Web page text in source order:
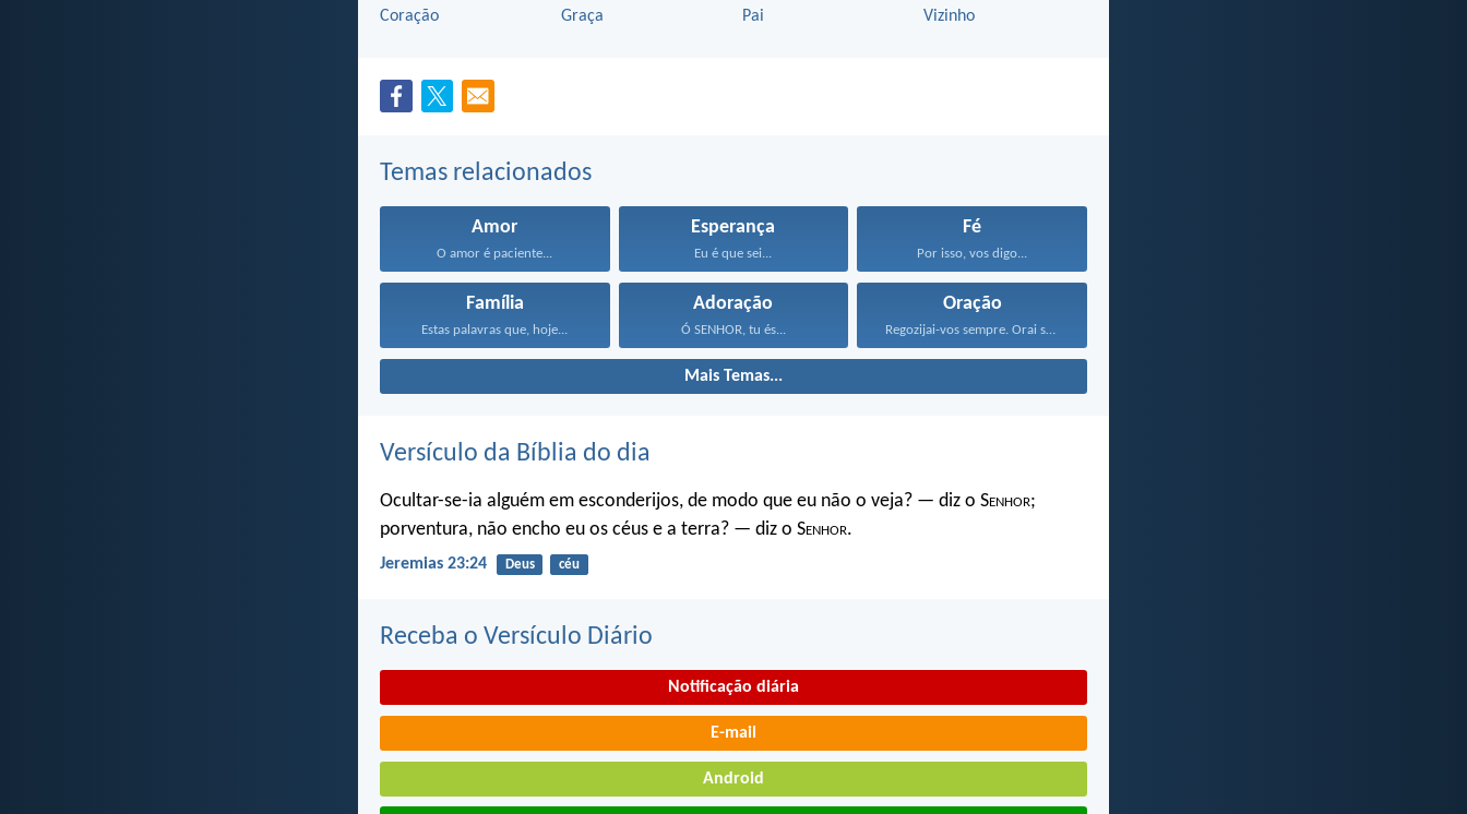
Coração
Graça
Pai
Vizinho
Temas relacionados
Amor
O amor é paciente...
Esperança
Eu é que sei...
Fé
Por isso, vos digo...
Família
Estas palavras que, hoje...
Adoração
Ó SENHOR, tu és...
Oração
Regozijai-vos sempre. Orai sem...
Mais Temas...
Versículo da Bíblia do dia
Ocultar-se-ia alguém em esconderijos, de modo que eu não o veja? — diz o Senhor;
porventura, não encho eu os céus e a terra? — diz o Senhor.
Jeremias 23:24 Deus céu
Receba o Versículo Diário
Notificação diária
E-mail
Android